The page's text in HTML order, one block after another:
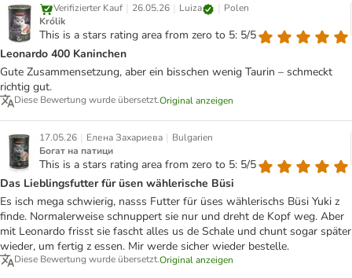
Verifizierter Kauf | 26.05.26 | Luiza | Polen
Królik
This is a stars rating area from zero to 5: 5/5
Leonardo 400 Kaninchen
Gute Zusammensetzung, aber ein bisschen wenig Taurin – schmeckt
richtig gut.
Diese Bewertung wurde übersetzt.Original anzeigen
17.05.26 | Елена Захариева | Bulgarien
Богат на патици
This is a stars rating area from zero to 5: 5/5
Das Lieblingsfutter für üsen wählerische Büsi
Es isch mega schwierig, nasss Futter für üses wählerischs Büsi Yuki z
finde. Normalerweise schnuppert sie nur und dreht de Kopf weg. Aber
mit Leonardo frisst sie fascht alles us de Schale und chunt sogar später
wieder, um fertig z essen. Mir werde sicher wieder bestelle.
Diese Bewertung wurde übersetzt.Original anzeigen